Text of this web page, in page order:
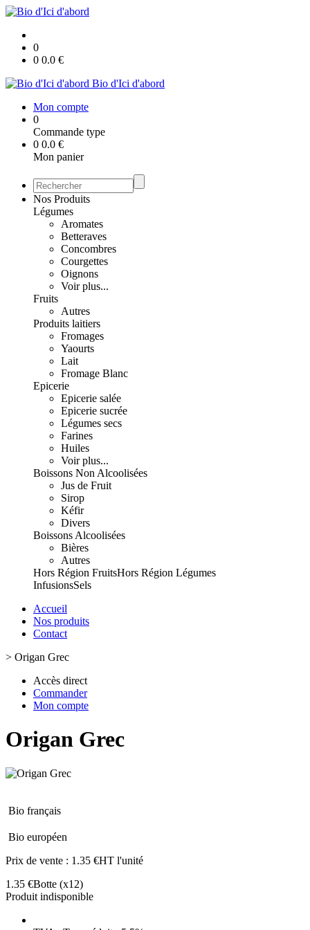
0
0 0.0 €
Bio d'Ici d'abord
Mon compte
0
Commande type
0 0.0 €
Mon panier
Nos Produits
Légumes
Aromates
Betteraves
Concombres
Courgettes
Oignons
Voir plus...
Fruits
Autres
Produits laitiers
Fromages
Yaourts
Lait
Fromage Blanc
Epicerie
Epicerie salée
Epicerie sucrée
Légumes secs
Farines
Huiles
Voir plus...
Boissons Non Alcoolisées
Jus de Fruit
Sirop
Kéfir
Divers
Boissons Alcoolisées
Bières
Autres
Hors Région FruitsHors Région Légumes
InfusionsSels
Accueil
Nos produits
Contact
> Origan Grec
Accès direct
Commander
Mon compte
Origan Grec
Bio français
Bio européen
Prix de vente : 1.35 €HT l'unité
1.35 €Botte (x12)
Produit indisponible